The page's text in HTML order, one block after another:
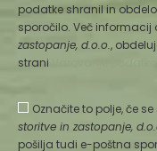
podatke shranil in
sporočilo. Več informacij
zastopanje, d.o.o.,
strani
Označite to polje, če
storitve in zastopanje,
pošilja tudi e-poštna